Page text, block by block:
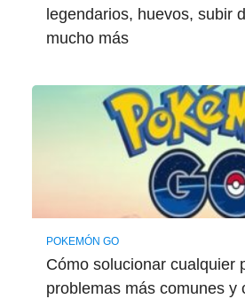
legendarios, huevos, subir
mucho más
POKEMÓN GO
Cómo solucionar cualquier
problemas más comunes y